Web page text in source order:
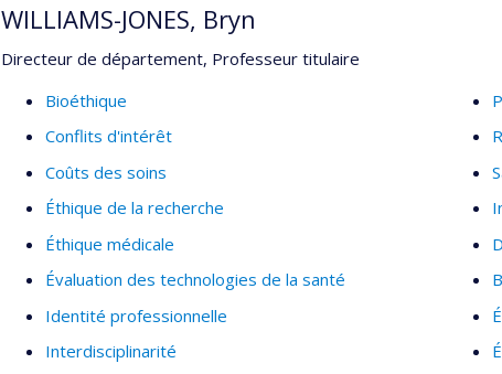
organisations au niveau local, un guichet unique pour l’accès aux
des personnes et l’élaboration d’un plan de services
d’information partageable.
Il travaille actuellement au financement et à la gestion des soins
domicile. Il se préoccupe du transfert de connaissances de la
politiques publiques.
WILLIAMS-JONES, Bryn
Directeur de département, Professeur titulaire
Bioéthique
Conflits d'intérêt
Coûts des soins
Éthique de la recherche
Éthique médicale
Évaluation des technologies de la santé
Identité professionnelle
Interdisciplinarité